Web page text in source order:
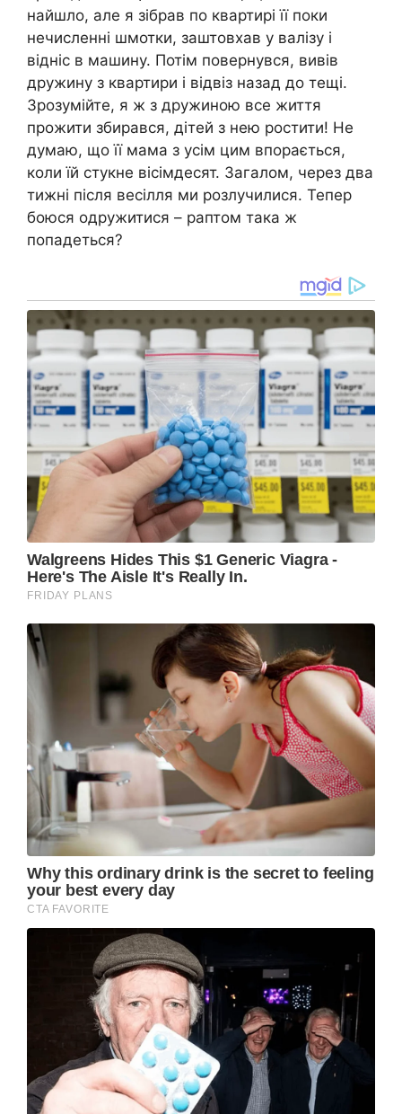
найшло, але я зібрав по квартирі її поки
нечисленні шмотки, заштовхав у валізу і
відніс в машину. Потім повернувся, вивів
дружину з квартири і відвіз назад до тещі.
Зрозумійте, я ж з дружиною все життя
прожити збирався, дітей з нею ростити! Не
думаю, що її мама з усім цим впорається,
коли їй стукне вісімдесят. Загалом, через два
тижні після весілля ми розлучилися. Тепер
боюся одружитися – раптом така ж
попадеться?